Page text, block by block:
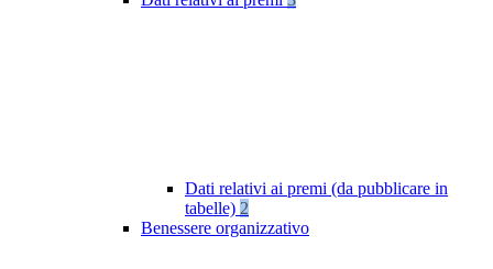
Dati relativi ai premi (da pubblicare in
tabelle) 2
Benessere organizzativo